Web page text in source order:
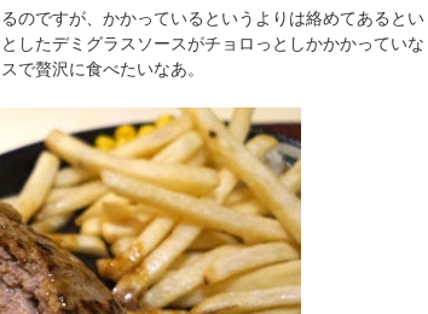
のですが、かかっているというよりは絡めてあるとい
したデミグラスソースがチョロっとしかかかっていな
で贅沢に食べたいなあ。